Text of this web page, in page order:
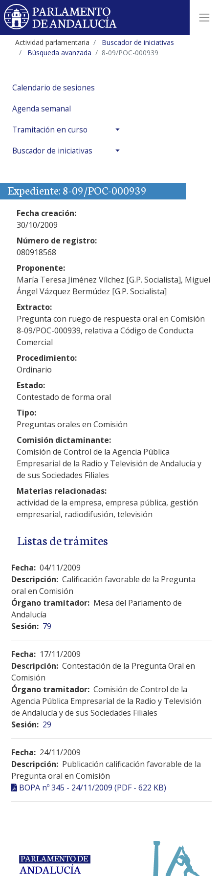
Actividad parlamentaria
Buscador de iniciativas
Búsqueda avanzada
8-09/POC-000939
Calendario de sesiones
Agenda semanal
Tramitación en curso
Buscador de iniciativas
Expediente: 8-09/POC-000939
Fecha creación:
30/10/2009
Número de registro:
080918568
Proponente:
María Teresa Jiménez Vílchez [G.P. Socialista], Miguel
Ángel Vázquez Bermúdez [G.P. Socialista]
Extracto:
Pregunta con ruego de respuesta oral en Comisión
8-09/POC-000939, relativa a Código de Conducta
Comercial
Procedimiento:
Ordinario
Estado:
Contestado de forma oral
Tipo:
Preguntas orales en Comisión
Comisión dictaminante:
Comisión de Control de la Agencia Pública
Empresarial de la Radio y Televisión de Andalucía y
de sus Sociedades Filiales
Materias relacionadas:
actividad de la empresa, empresa pública, gestión
empresarial, radiodifusión, televisión
Listas de trámites
Fecha: 04/11/2009
Descripción: Calificación favorable de la Pregunta
oral en Comisión
Órgano tramitador: Mesa del Parlamento de
Andalucía
Sesión: 79
Fecha: 17/11/2009
Descripción: Contestación de la Pregunta Oral en
Comisión
Órgano tramitador: Comisión de Control de la
Agencia Pública Empresarial de la Radio y Televisión
de Andalucía y de sus Sociedades Filiales
Sesión: 29
Fecha: 24/11/2009
Descripción: Publicación calificación favorable de la
Pregunta oral en Comisión
BOPA nº 345 - 24/11/2009 (PDF - 622 KB)